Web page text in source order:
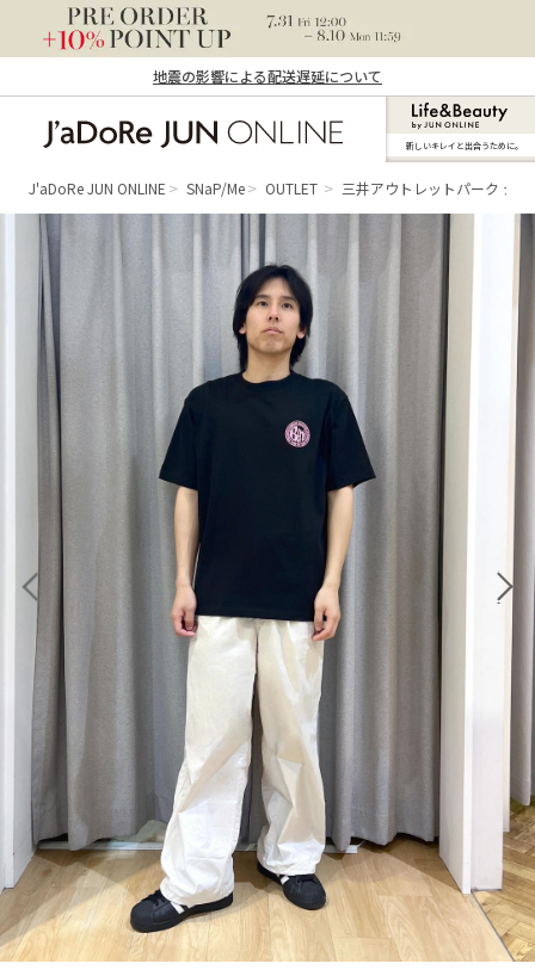
地震の影響による配送遅延について
ン オンライン）
新しいキレイと出合うために。
J'aDoRe JUN ONLINE SNaP/Me OUTLET 三井アウトレットパーク ジ